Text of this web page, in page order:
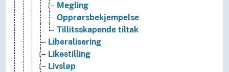
Megling
Opprørsbekjempelse
Tillitsskapende tiltak
Liberalisering
Likestilling
Livsløp